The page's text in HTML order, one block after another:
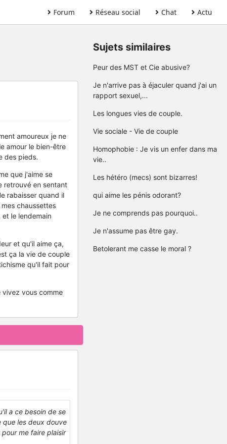
Forum Réseau social Chat Actu
amoureux je ne
amour le bien-être
des pieds.
que j'aime se
retrouvé en sentant
rabaisser quand il
chaussettes
le lendemain
et qu'il aime ça,
ça la vie de couple
qu'il fait pour
vous comme
a ce besoin de se
que les deux douve
me faire plaisir
Sujets similaires
Peur des MST et Cie abusive?
Je n'arrive pas à éjaculer quand j'ai un
rapport sexuel,...
Les longues vies de couple.
Vie sociale - Vie de couple
Homophobie : Je vis un enfer dans ma
vie..
Les hétéro (mecs) sont bizarres!
qui aime les pénis odorant?
Je ne comprends pas pourquoi..
Je n'assume pas être gay.
Betolerant me casse le moral ?